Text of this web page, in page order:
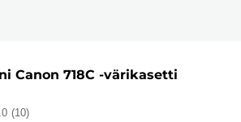
Canon 718C -värikasetti
(10)